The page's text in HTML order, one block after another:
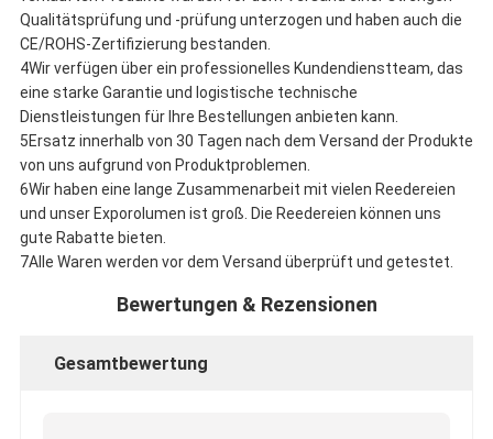
Qualitätsprüfung und -prüfung unterzogen und haben auch die
CE/ROHS-Zertifizierung bestanden.
4Wir verfügen über ein professionelles Kundendienstteam, das
eine starke Garantie und logistische technische
Dienstleistungen für Ihre Bestellungen anbieten kann.
5Ersatz innerhalb von 30 Tagen nach dem Versand der Produkte
von uns aufgrund von Produktproblemen.
6Wir haben eine lange Zusammenarbeit mit vielen Reedereien
und unser Exporolumen ist groß. Die Reedereien können uns
gute Rabatte bieten.
7Alle Waren werden vor dem Versand überprüft und getestet.
Bewertungen & Rezensionen
Gesamtbewertung